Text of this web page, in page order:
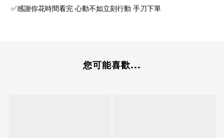
✅感謝你花時間看完 心動不如立刻行動 手刀下單
您可能喜歡...